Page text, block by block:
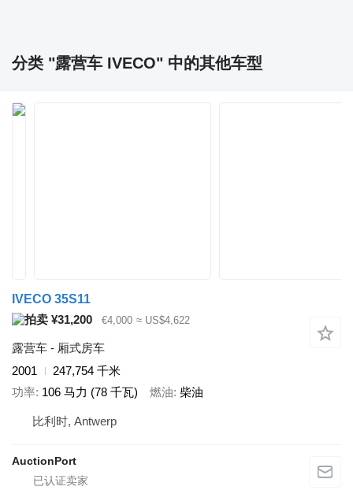
分类 "露营车 IVECO" 中的其他车型
IVECO 35S11
¥31,200
€4,000 ≈ US$4,622
露营车 - 厢式房车
2001
247,754 千米
功率 106 马力 (78 千瓦) 燃油 柴油
比利时, Antwerp
AuctionPort